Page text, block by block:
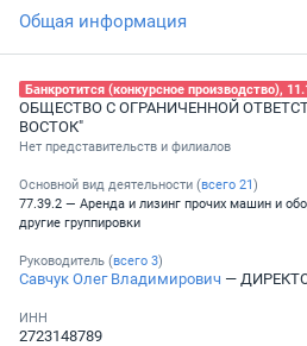
Общая информация
Банкротится (конкурсное производство),
ОБЩЕСТВО С ОГРАНИЧЕННОЙ
ВОСТОК"
Нет представительств и филиалов
Основной вид деятельности (всего 21)
77.39.2 — Аренда и лизинг прочих машин и
другие группировки
Руководитель (всего 3)
Савчук Олег Владимирович —
ИНН
2723148789